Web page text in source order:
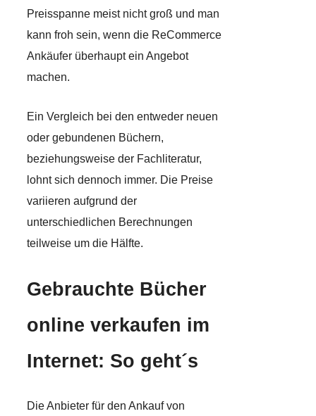
Preisspanne meist nicht groß und man
kann froh sein, wenn die ReCommerce
Ankäufer überhaupt ein Angebot
machen.
Ein Vergleich bei den entweder neuen
oder gebundenen Büchern,
beziehungsweise der Fachliteratur,
lohnt sich dennoch immer. Die Preise
variieren aufgrund der
unterschiedlichen Berechnungen
teilweise um die Hälfte.
Gebrauchte Bücher
online verkaufen im
Internet: So geht´s
Die Anbieter für den Ankauf von